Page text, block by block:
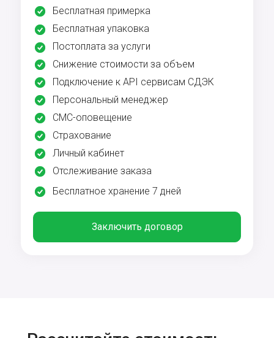
Бесплатная примерка
Бесплатная упаковка
Постоплата за услуги
Снижение стоимости за объем
Подключение к API сервисам СДЭК
Персональный менеджер
СМС-оповещение
Страхование
Личный кабинет
Отслеживание заказа
Бесплатное хранение 7 дней
Заключить договор